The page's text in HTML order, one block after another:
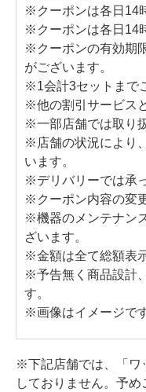
※クーポンは各日14
※クーポンは各日14
※クーポンの有効期
がございます。
※1会計3セットまで
※他の割引サービス
※一部店舗では取り
※店舗の状況により
います。
※デリバリーでは承
※クーポン内容の変
※機器のメンテナン
ざいます。
※金額は全て総額表
※予告無く商品設計
す。
※画像はイメージです
※下記店舗では、「ワ
しておりません。予め